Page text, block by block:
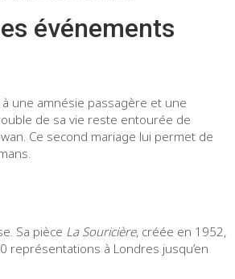
événements
une amnésie passagère et une
de sa vie reste entourée de
Ce second mariage lui permet de
Sa pièce La Souricière, créée en 1952,
représentations à Londres jusqu’en